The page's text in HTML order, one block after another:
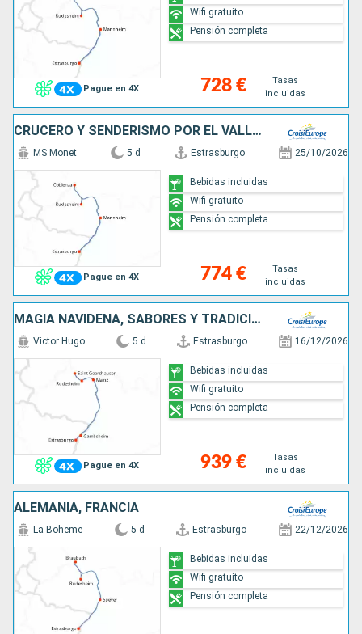
Pague en 4X 728 €
Tasas
incluidas
Wifi gratuito
Pensión completa
CRUCERO Y SENDERISMO POR EL VALLE DEL RIN ¿ HISTORIA, TRADICIONES Y AMBIENTE RENANO (FORMULA PUERTO/PUERTO)
Pague en 4X
MS Monet 5 d Estrasburgo 25/10/2026
774 €
Tasas
incluidas
Bebidas incluidas
Wifi gratuito
Pensión completa
MAGIA NAVIDEÑA, SABORES Y TRADICIONES DE ADVIENTO EN UN CRUCERO POR EL RIN (FÓRMULA PUERTO/PUERTO)
Pague en 4X
Victor Hugo 5 d Estrasburgo 16/12/2026
939 €
Tasas
incluidas
Bebidas incluidas
Wifi gratuito
Pensión completa
ALEMANIA, FRANCIA
La Boheme 5 d Estrasburgo 22/12/2026
Bebidas incluidas
Wifi gratuito
Pensión completa